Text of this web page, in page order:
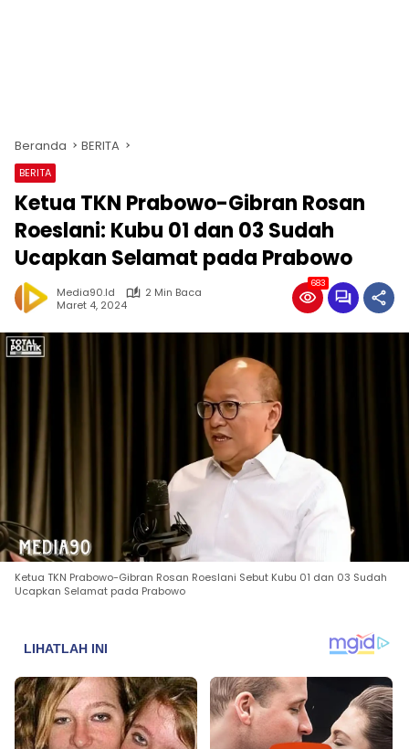
Beranda BERITA
BERITA
Ketua TKN Prabowo-Gibran Rosan
Roeslani: Kubu 01 dan 03 Sudah
Ucapkan Selamat pada Prabowo
Media90.id
2 Min Baca
Maret 4, 2024
683
Ketua TKN Prabowo-Gibran Rosan Roeslani Sebut Kubu 01 dan 03 Sudah
Ucapkan Selamat pada Prabowo